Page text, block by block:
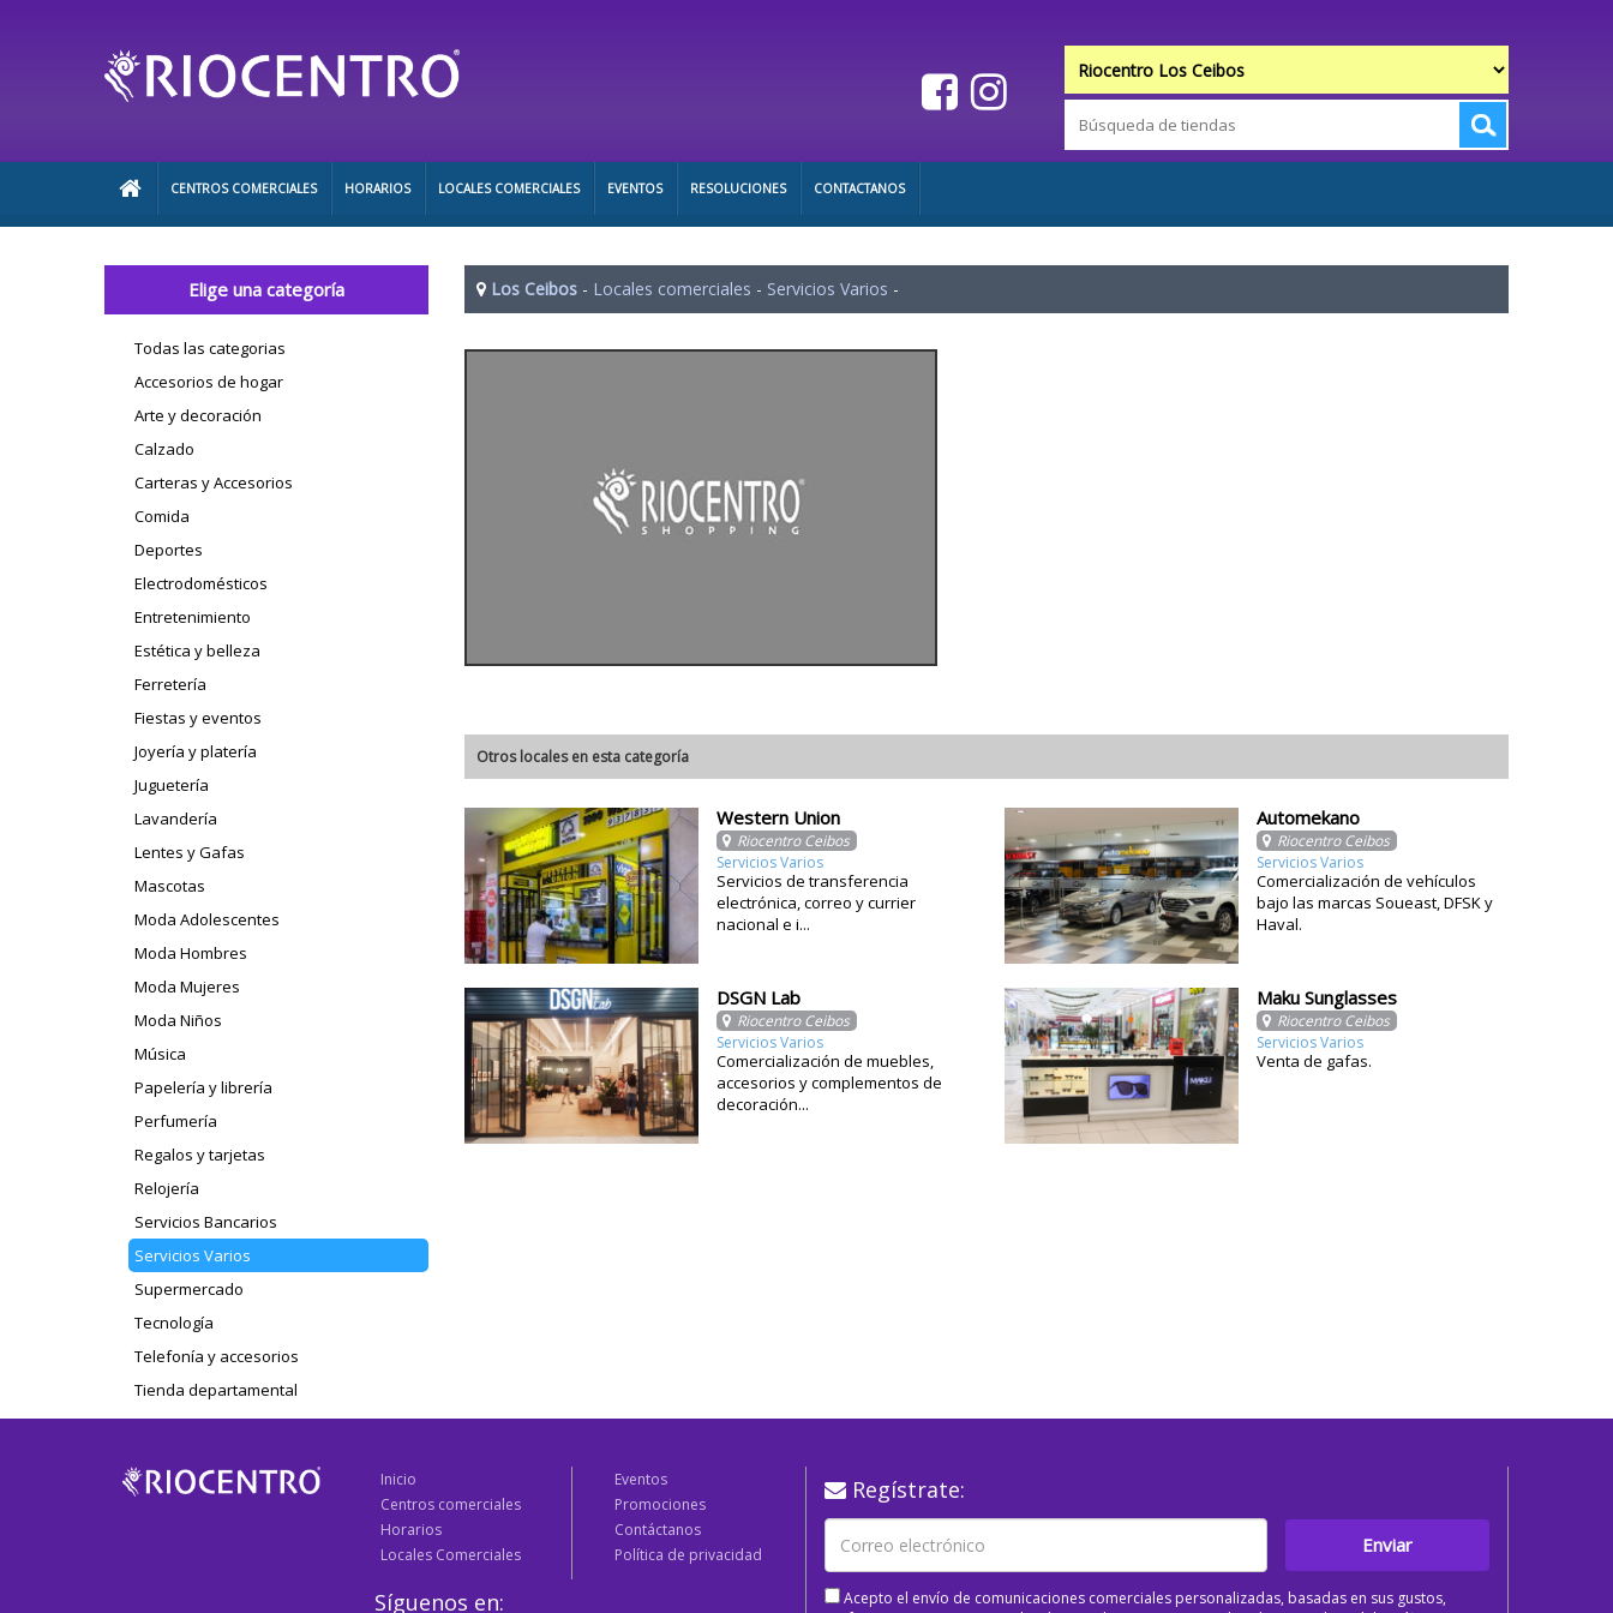
CENTROS COMERCIALES HORARIOS LOCALES COMERCIALES EVENTOS RESOLUCIONES CONTACTANOS
Elige una categoría
Todas las categorias
Accesorios de hogar
Arte y decoración
Calzado
Carteras y Accesorios
Comida
Deportes
Electrodomésticos
Entretenimiento
Estética y belleza
Ferretería
Fiestas y eventos
Joyería y platería
Juguetería
Lavandería
Lentes y Gafas
Mascotas
Moda Adolescentes
Moda Hombres
Moda Mujeres
Moda Niños
Música
Papelería y librería
Perfumería
Regalos y tarjetas
Relojería
Servicios Bancarios
Servicios Varios
Supermercado
Tecnología
Telefonía y accesorios
Tienda departamental
Los Ceibos - Locales comerciales - Servicios Varios -
Otros locales en esta categoría
Western Union
Riocentro Ceibos
Servicios Varios
Servicios de transferencia
electrónica, correo y currier
nacional e i...
Automekano
Riocentro Ceibos
Servicios Varios
Comercialización de vehículos
bajo las marcas Soueast, DFSK y
Haval.
DSGN Lab
Riocentro Ceibos
Servicios Varios
Comercialización de muebles,
accesorios y complementos de
decoración...
Maku Sunglasses
Riocentro Ceibos
Servicios Varios
Venta de gafas.
Inicio
Centros comerciales
Horarios
Locales Comerciales
Eventos
Promociones
Contáctanos
Política de privacidad
Síguenos en:
Regístrate:
Enviar
Acepto el envío de comunicaciones comerciales personalizadas, basadas en sus gustos,